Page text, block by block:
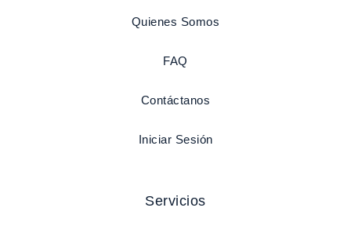
Quienes Somos
FAQ
Contáctanos
Iniciar Sesión
Servicios